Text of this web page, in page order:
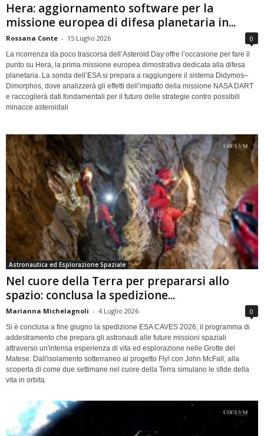
Hera: aggiornamento software per la
missione europea di difesa planetaria in...
Rossana Conte - 15 Luglio 2026 0
La ricorrenza da poco trascorsa dell’Asteroid Day offre l’occasione per fare il
punto su Hera, la prima missione europea dimostrativa dedicata alla difesa
planetaria. La sonda dell’ESA si prepara a raggiungere il sistema Didymos–
Dimorphos, dove analizzerà gli effetti dell’impatto della missione NASA DART
e raccoglierà dati fondamentali per il futuro delle strategie contro possibili
minacce asteroidali
Astronautica ed Esplorazione Spaziale
Nel cuore della Terra per prepararsi allo
spazio: conclusa la spedizione...
Marianna Michelagnoli - 4 Luglio 2026 0
Si è conclusa a fine giugno la spedizione ESA CAVES 2026, il programma di
addestramento che prepara gli astronauti alle future missioni spaziali
attraverso un'intensa esperienza di vita ed esplorazione nelle Grotte del
Matese. Dall'isolamento sotterraneo al progetto Fly! con John McFall, alla
scoperta di come due settimane nel cuore della Terra simulano le sfide della
vita in orbita